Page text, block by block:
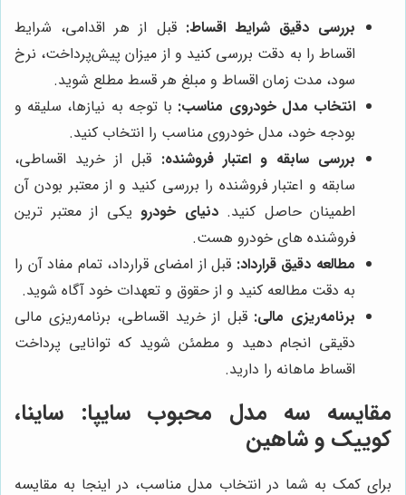
بررسی دقیق شرایط اقساط: قبل از هر اقدامی، شرایط
اقساط را به دقت بررسی کنید و از میزان پیش‌پرداخت، نرخ
سود، مدت زمان اقساط و مبلغ هر قسط مطلع شوید.
انتخاب مدل خودروی مناسب: با توجه به نیازها، سلیقه و
بودجه خود، مدل خودروی مناسب را انتخاب کنید.
بررسی سابقه و اعتبار فروشنده: قبل از خرید اقساطی،
سابقه و اعتبار فروشنده را بررسی کنید و از معتبر بودن آن
اطمینان حاصل کنید.دنیای خودرو یکی از معتبر ترین
فروشنده های خودرو هست.
مطالعه دقیق قرارداد: قبل از امضای قرارداد، تمام مفاد آن را
به دقت مطالعه کنید و از حقوق و تعهدات خود آگاه شوید.
برنامه‌ریزی مالی: قبل از خرید اقساطی، برنامه‌ریزی مالی
دقیقی انجام دهید و مطمئن شوید که توانایی پرداخت
اقساط ماهانه را دارید.
مقایسه سه مدل محبوب سایپا: ساینا،
کوییک و شاهین
برای کمک به شما در انتخاب مدل مناسب، در اینجا به مقایسه